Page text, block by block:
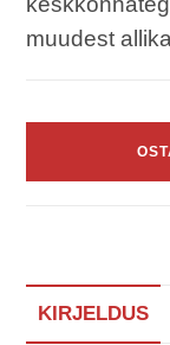
muudest
KIRJELDUS